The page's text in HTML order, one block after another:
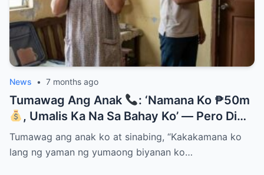
News • 7 months ago
Tumawag Ang Anak
: ‘Namana Ko ₱50m
, Umalis Ka Na Sa Bahay Ko’ — Pero Di
Niya Alam Na…
Tumawag ang anak ko at sinabing, “Kakakamana ko
lang ng yaman ng yumaong biyanan ko…